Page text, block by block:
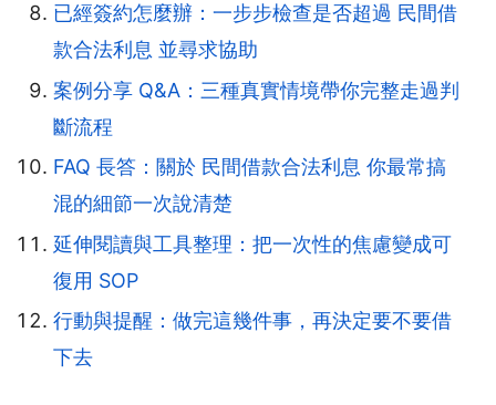
已經簽約怎麼辦：一步步檢查是否超過 民間借
款合法利息 並尋求協助
案例分享 Q&A：三種真實情境帶你完整走過判
斷流程
FAQ 長答：關於 民間借款合法利息 你最常搞
混的細節一次說清楚
延伸閱讀與工具整理：把一次性的焦慮變成可
復用 SOP
行動與提醒：做完這幾件事，再決定要不要借
下去